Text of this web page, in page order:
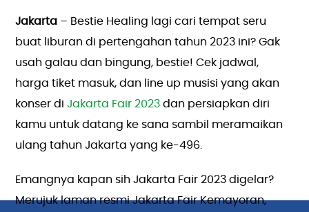
Jakarta – Bestie Healing lagi cari tempat seru
buat liburan di pertengahan tahun 2023 ini? Gak
usah galau dan bingung, bestie! Cek jadwal,
harga tiket masuk, dan line up musisi yang akan
konser diJakarta Fair 2023 dan persiapkan diri
kamu untuk datang ke sana sambil meramaikan
ulang tahun Jakarta yang ke-496.
Emangnya kapan sih Jakarta Fair 2023 digelar?
Merujuk laman resmi Jakarta Fair Kemayoran,